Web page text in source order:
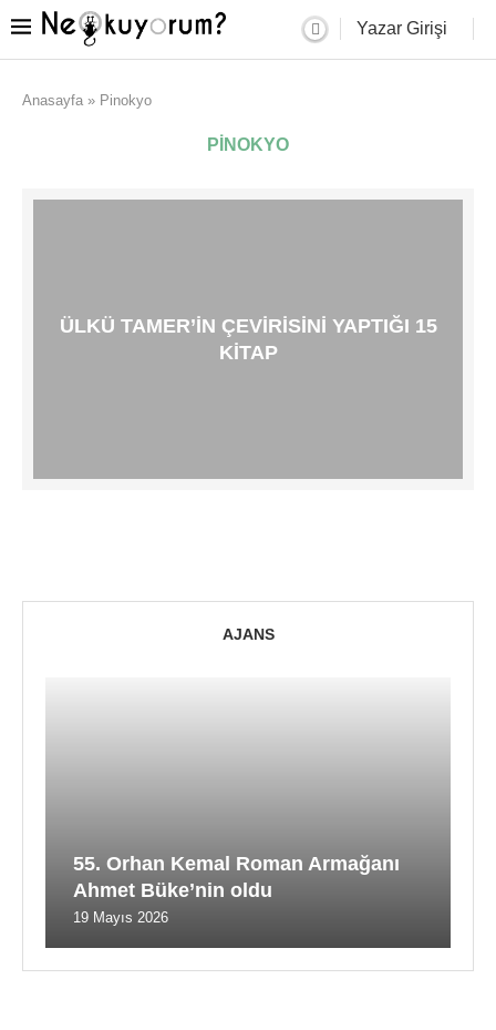
Yazar Girişi
Anasayfa » Pinokyo
PINOKYO
ÜLKÜ TAMER’IN ÇEVIRISINI YAPTIĞI 15
KITAP
AJANS
55. Orhan Kemal Roman Armağanı
Ahmet Büke’nin oldu
19 Mayıs 2026